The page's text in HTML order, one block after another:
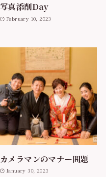
写真添削Day
February 10, 2023
カメラマンのマナー問題
January 30, 2023